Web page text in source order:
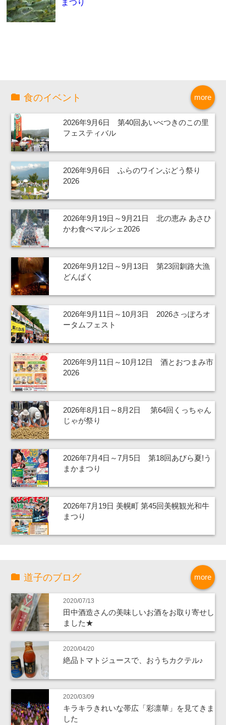
まつり
more
食のイベント
2026年9月6日 第40回あいべつきのこの里
フェスティバル
2026年9月6日 ふらのワインぶどう祭り
2026
2026年9月19日～9月21日 北の恵み あさひ
かわ食べマルシェ2026
2026年9月12日～9月13日 第23回釧路大漁
どんぱく
2026年9月11日～10月3日 2026さっぽろオ
ータムフェスト
2026年9月11日～10月12日 酒とおつまみ市
2026
2026年8月1日～8月2日 第64回くっちゃん
じゃが祭り
2026年7月4日～7月5日 第18回あびら夏!う
まかまつり
2026年7月19日 美幌町 第45回美幌観光和牛
まつり
more
道子のブログ
2020/07/13
田中酒造さんの美味しいお酒をお取り寄せし
ました★
2020/04/20
絶品トマトジュースで、おうちカクテル♪
2020/03/09
キラキラきれいな帯広「彩凛華」を見てきま
した